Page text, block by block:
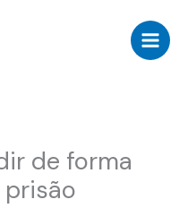
de forma
prisão